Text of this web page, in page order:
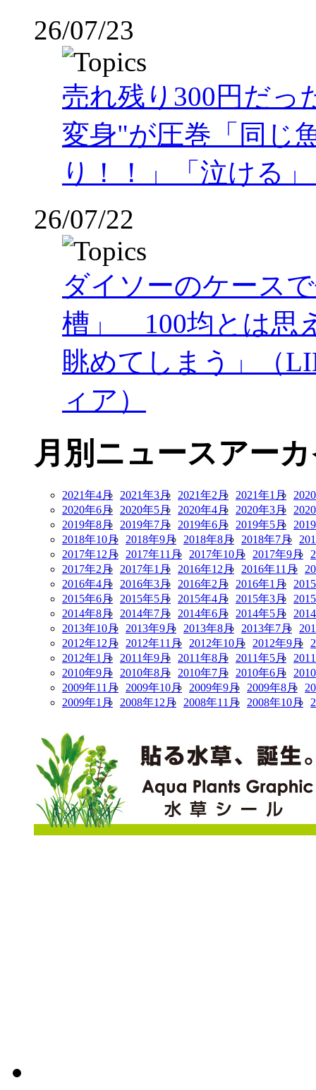
26/07/23
売れ残り300円だ
変身"が圧巻「同じ
り！！」「泣ける
26/07/22
ダイソーのケース
槽」 100均とは思
眺めてしまう」（
ィア）
月別ニュースアー
2021年4月 2021年3月 2021年2月 2021年1月
2020年6月
2020年5月 2020年4月 2020年3月
2019年8月
2019年7月 2019年6月 2019年5月
2018年10月
2018年9月 2018年8月 2018年7月
2017年12月
2017年11月 2017年10月 2017年9月
2017年2月
2017年1月 2016年12月 2016年11月
2016年4月
2016年3月 2016年2月 2016年1月
2015年6月
2015年5月 2015年4月 2015年3月
2014年8月
2014年7月 2014年6月 2014年5月
2013年10月
2013年9月 2013年8月 2013年7月
2012年12月
2012年11月 2012年10月 2012年9月
2012年1月
2011年9月 2011年8月 2011年5月
2010年9月
2010年8月 2010年7月 2010年6月
2009年11月
2009年10月 2009年9月 2009年8月
2009年1月
2008年12月 2008年11月 2008年10月